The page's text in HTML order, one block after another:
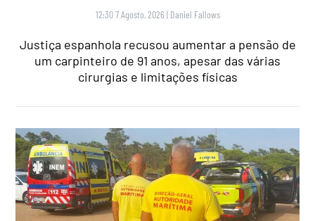
12:30 7 Agosto, 2026 | Daniel Fallows
Justiça espanhola recusou aumentar a pensão de
um carpinteiro de 91 anos, apesar das várias
cirurgias e limitações físicas